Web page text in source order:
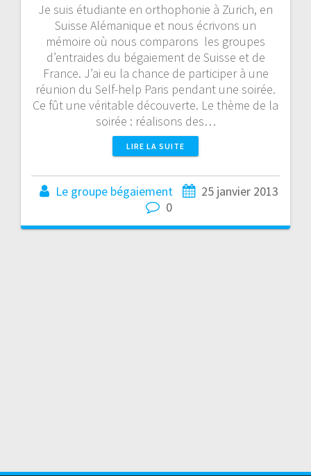
Je suis étudiante en orthophonie à Zurich, en
Suisse Alémanique et nous écrivons un
mémoire où nous comparons les groupes
d’entraides du bégaiement de Suisse et de
France. J’ai eu la chance de participer à une
réunion du Self-help Paris pendant une soirée.
Ce fût une véritable découverte. Le thème de la
soirée : réalisons des…
LIRE LA SUITE
Le groupe bégaiement
25 janvier 2013
0